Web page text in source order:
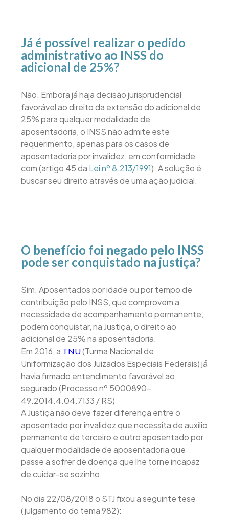
Já é possível realizar o pedido
administrativo ao INSS do
adicional de 25%?
Não. Embora já haja decisão jurisprudencial
favorável ao direito da extensão do adicional de
25% para qualquer modalidade de
aposentadoria, o INSS não admite este
requerimento, apenas para os casos de
aposentadoria por invalidez, em conformidade
com (artigo 45 da Lei nº 8.213/1991). A solução é
buscar seu direito através de uma ação judicial.
O benefício foi negado pelo INSS
pode ser conquistado na justiça?
Sim. Aposentados por idade ou por tempo de
contribuição pelo INSS, que comprovem a
necessidade de acompanhamento permanente,
podem conquistar, na Justiça, o direito ao
adicional de 25% na aposentadoria.
Em 2016, a TNU(Turma Nacional de
Uniformização dos Juizados Especiais Federais) já
havia firmado entendimento favorável ao
segurado (Processo nº 5000890-
49.2014.4.04.7133 / RS)
A Justiça não deve fazer diferença entre o
aposentado por invalidez que necessita de auxílio
permanente de terceiro e outro aposentado por
qualquer modalidade de aposentadoria que
passe a sofrer de doença que lhe torne incapaz
de cuidar-se sozinho.
No dia 22/08/2018 o STJ fixou a seguinte tese
(julgamento do tema 982):